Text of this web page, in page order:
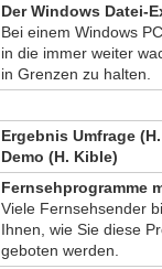
Der Windows Datei-
Bei einem Windows
in die immer weiter
in Grenzen zu halten.
Ergebnis Umfrage
Demo (H. Kible)
Fernsehprogramme
Viele Fernsehsender
Ihnen, wie Sie diese
geboten werden.